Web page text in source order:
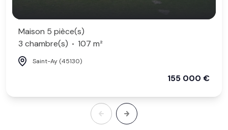
Maison 5 pièce(s)
3 chambre(s)
107 m²
Saint-Ay (45130)
155 000 €